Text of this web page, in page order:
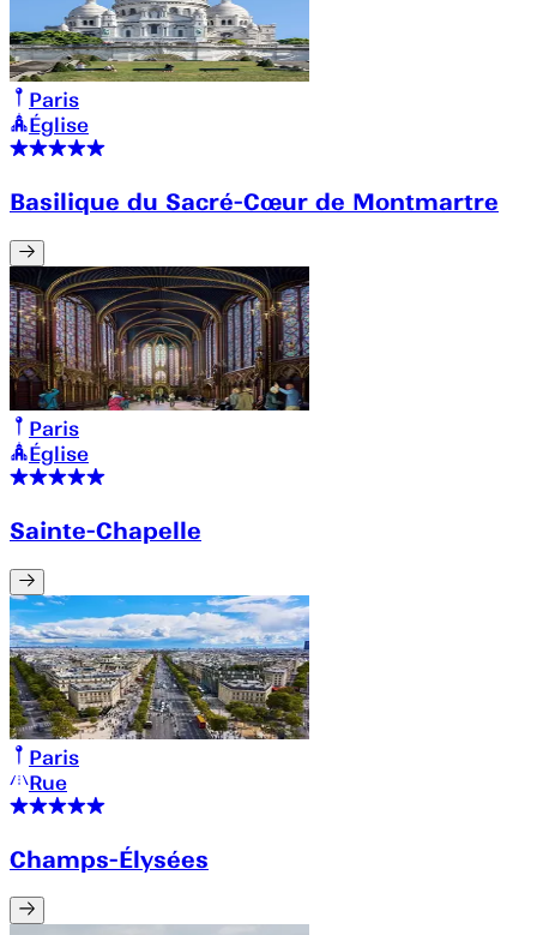
Paris
Église
Basilique du Sacré-Cœur de Montmartre
Paris
Église
Sainte-Chapelle
Paris
Rue
Champs-Élysées